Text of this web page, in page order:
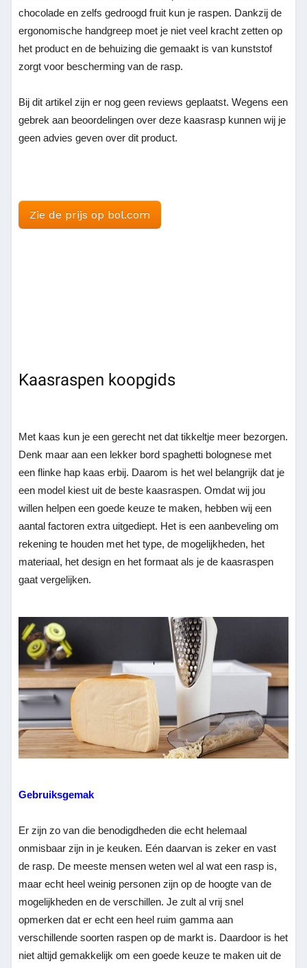
chocolade en zelfs gedroogd fruit kun je raspen. Dankzij de
ergonomische handgreep moet je niet veel kracht zetten op
het product en de behuizing die gemaakt is van kunststof
zorgt voor bescherming van de rasp.
Bij dit artikel zijn er nog geen reviews geplaatst. Wegens een
gebrek aan beoordelingen over deze kaasrasp kunnen wij je
geen advies geven over dit product.
Zie de prijs op bol.com
Kaasraspen koopgids
Met kaas kun je een gerecht net dat tikkeltje meer bezorgen.
Denk maar aan een lekker bord spaghetti bolognese met
een flinke hap kaas erbij. Daarom is het wel belangrijk dat je
een model kiest uit de beste kaasraspen. Omdat wij jou
willen helpen een goede keuze te maken, hebben wij een
aantal factoren extra uitgediept. Het is een aanbeveling om
rekening te houden met het type, de mogelijkheden, het
materiaal, het design en het formaat als je de kaasraspen
gaat vergelijken.
Gebruiksgemak
Er zijn zo van die benodigdheden die echt helemaal
onmisbaar zijn in je keuken. Eén daarvan is zeker en vast
de rasp. De meeste mensen weten wel al wat een rasp is,
maar echt heel weinig personen zijn op de hoogte van de
mogelijkheden en de verschillen. Je zult al vrij snel
opmerken dat er echt een heel ruim gamma aan
verschillende soorten raspen op de markt is. Daardoor is het
niet altijd gemakkelijk om een goede keuze te maken uit de